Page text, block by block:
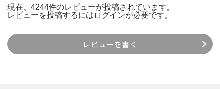
現在、4244件のレビューが投稿されています。
レビューを投稿するには ログインが必要です。
レビューを書く